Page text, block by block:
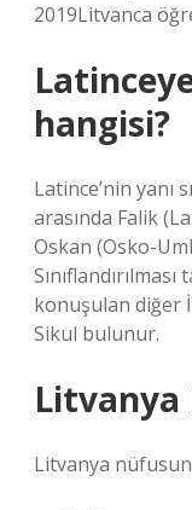
2019Litvanca
hangisi?
Latince’nin yanı
arasında Falik
Oskan (Osko-
konuşulan diğer
Sikul bulunur.
Litvanya
Litvanya